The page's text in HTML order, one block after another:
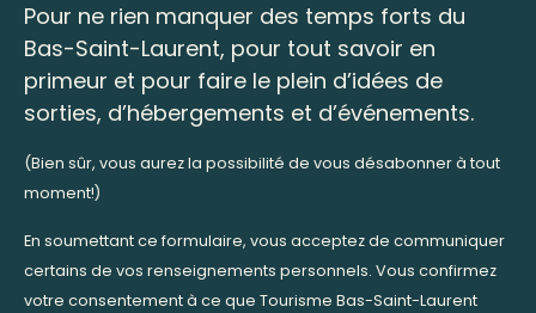
Pour ne rien manquer des temps forts du
Bas-Saint-Laurent, pour tout savoir en
primeur et pour faire le plein d’idées de
sorties, d’hébergements et d’événements.
(Bien sûr, vous aurez la possibilité de vous désabonner à tout
moment!)
En soumettant ce formulaire, vous acceptez de communiquer
certains de vos renseignements personnels. Vous confirmez
votre consentement à ce que Tourisme Bas-Saint-Laurent